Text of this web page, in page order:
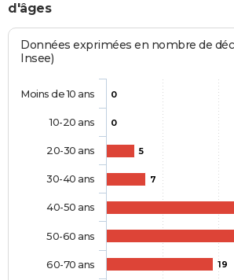
d'âges
Données exprimées en nombre de
Insee)
0
0
5
7
19
Moins de 10 ans
10-20 ans
20-30 ans
30-40 ans
40-50 ans
50-60 ans
60-70 ans